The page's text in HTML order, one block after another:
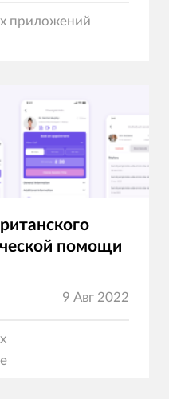
приложений
помощи
9 Авг 2022